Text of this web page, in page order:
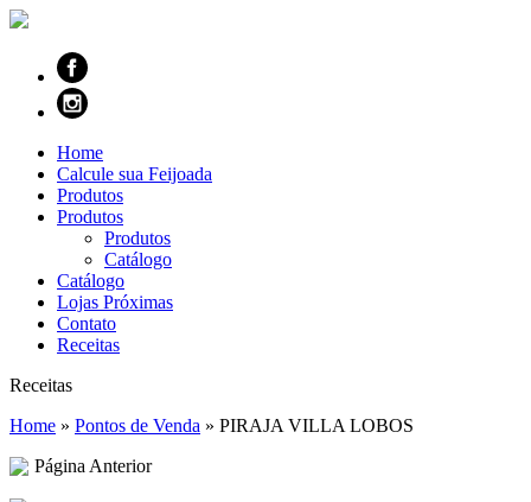
Home
Calcule sua Feijoada
Produtos
Produtos
Produtos
Catálogo
Catálogo
Lojas Próximas
Contato
Receitas
Receitas
Home » Pontos de Venda » PIRAJA VILLA LOBOS
Página Anterior